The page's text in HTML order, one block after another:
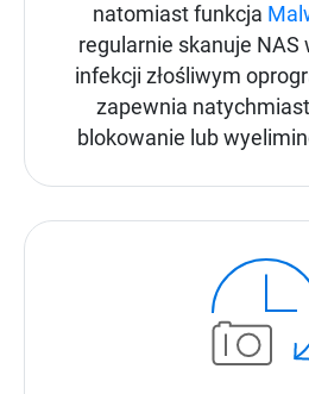
natomiast funkcja
regularnie skanuje NAS
infekcji złośliwym
zapewnia
blokowanie lub